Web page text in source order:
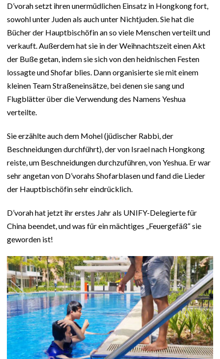
D’vorah setzt ihren unermüdlichen Einsatz in Hongkong fort,
sowohl unter Juden als auch unter Nichtjuden. Sie hat die
Bücher der Hauptbischöfin an so viele Menschen verteilt und
verkauft. Außerdem hat sie in der Weihnachtszeit einen Akt
der Buße getan, indem sie sich von den heidnischen Festen
lossagte und Shofar blies. Dann organisierte sie mit einem
kleinen Team Straßeneinsätze, bei denen sie sang und
Flugblätter über die Verwendung des Namens Yeshua
verteilte.
Sie erzählte auch dem Mohel (jüdischer Rabbi, der
Beschneidungen durchführt), der von Israel nach Hongkong
reiste, um Beschneidungen durchzuführen, von Yeshua. Er war
sehr angetan von D’vorahs Shofarblasen und fand die Lieder
der Hauptbischöfin sehr eindrücklich.
D’vorah hat jetzt ihr erstes Jahr als UNIFY-Delegierte für
China beendet, und was für ein mächtiges „Feuergefäß“ sie
geworden ist!